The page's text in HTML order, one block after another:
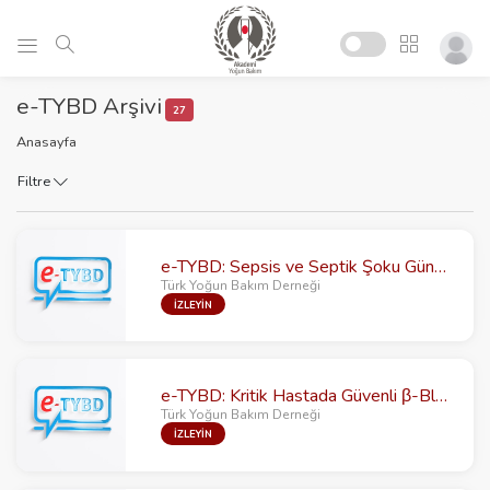
e-TYBD Arşivi 27
Anasayfa
Filtre
e-TYBD: Sepsis ve Septik Şoku Güncelleyelim
Türk Yoğun Bakım Derneği
İZLEYİN
e-TYBD: Kritik Hastada Güvenli β-Blokaj
Türk Yoğun Bakım Derneği
İZLEYİN